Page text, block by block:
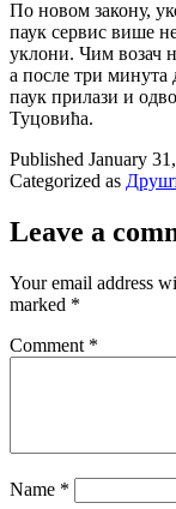
По новом закону,
паук сервис више
уклони. Чим возач
а после три минута
паук прилази и
Туцовића.
Published January
Categorized as
Leave a
Your email address
marked *
Comment *
Name *